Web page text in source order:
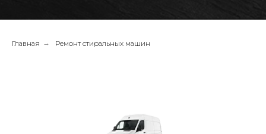
Главная → Ремонт стиральных машин